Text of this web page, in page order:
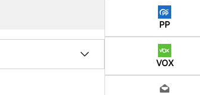
PP
VOX